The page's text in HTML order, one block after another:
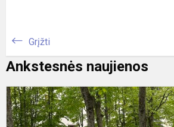
Grįžti
Ankstesnės naujienos